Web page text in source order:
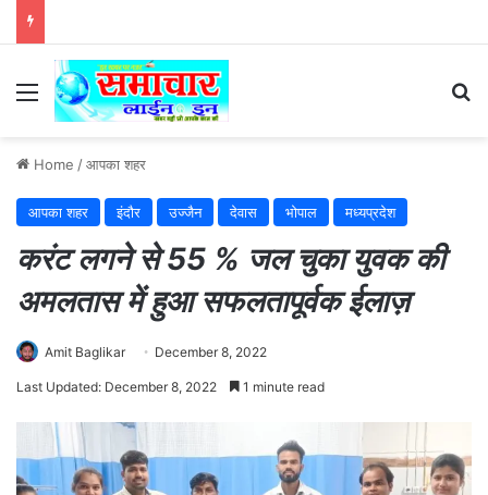
Menu
Home /आपका शहर
आपका शहर इंदौर उज्जैन देवास भोपाल मध्यप्रदेश
करंट लगने से 55 % जल चुका युवक की
अमलतास में हुआ सफलतापूर्वक ईलाज़
Amit Baglikar December 8, 2022
Last Updated: December 8, 2022 1 minute read